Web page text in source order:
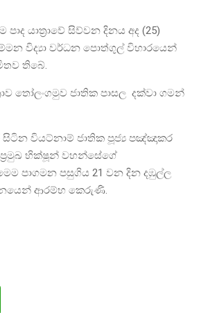
යාත්‍රාවේ සිව්වන දිනය අද (25)
විද්‍යා වර්ධන පොත්ගුල් විහාරයෙන්
තිබේ.
තෝලංගමුව ජාතික පාසල දක්වා ගමන්
වියට්නාම් ජාතික පූජ්‍ය පඤ්ඤාකර
භික්ෂූන් වහන්සේගේ
පාගමන පසුගිය 21 වන දින දඹුල්ල
ආරම්භ කෙරුණි.